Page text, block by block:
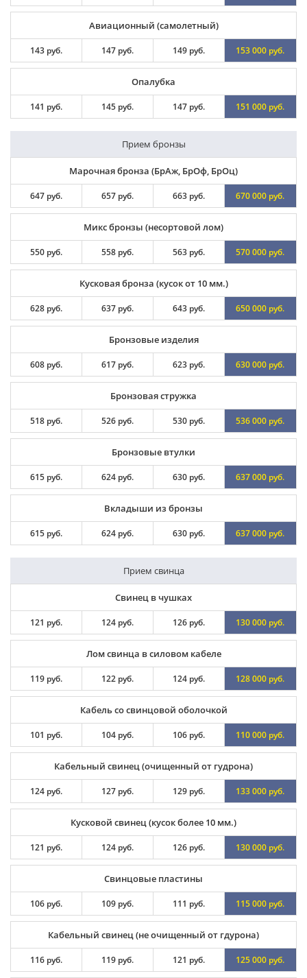
Авиационный (самолетный)
143 руб. 147 руб. 149 руб. 153 000 руб.
Опалубка
141 руб. 145 руб. 147 руб. 151 000 руб.
Прием бронзы
Марочная бронза (БрАж, БрОф, БрОц)
647 руб. 657 руб. 663 руб. 670 000 руб.
Микс бронзы (несортовой лом)
550 руб. 558 руб. 563 руб. 570 000 руб.
Кусковая бронза (кусок от 10 мм.)
628 руб. 637 руб. 643 руб. 650 000 руб.
Бронзовые изделия
608 руб. 617 руб. 623 руб. 630 000 руб.
Бронзовая стружка
518 руб. 526 руб. 530 руб. 536 000 руб.
Бронзовые втулки
615 руб. 624 руб. 630 руб. 637 000 руб.
Вкладыши из бронзы
615 руб. 624 руб. 630 руб. 637 000 руб.
Прием свинца
Свинец в чушках
121 руб. 124 руб. 126 руб. 130 000 руб.
Лом свинца в силовом кабеле
119 руб. 122 руб. 124 руб. 128 000 руб.
Кабель со свинцовой оболочкой
101 руб. 104 руб. 106 руб. 110 000 руб.
Кабельный свинец (очищенный от гудрона)
124 руб. 127 руб. 129 руб. 133 000 руб.
Кусковой свинец (кусок более 10 мм.)
121 руб. 124 руб. 126 руб. 130 000 руб.
Свинцовые пластины
106 руб. 109 руб. 111 руб. 115 000 руб.
Кабельный свинец (не очищенный от гдурона)
116 руб. 119 руб. 121 руб. 125 000 руб.